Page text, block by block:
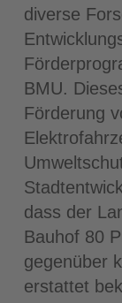
diverse
BMU.
Förderung
dass der
Bauhof 80
gegenüber
erstattet